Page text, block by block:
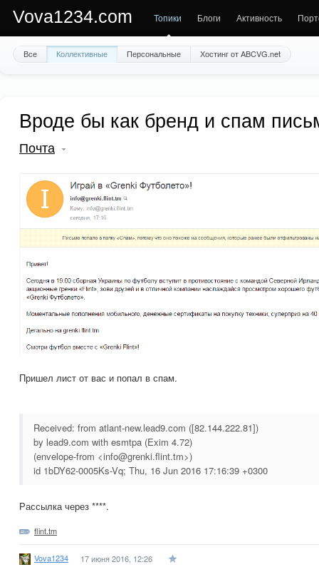
Vova1234.com Топики Блоги Активность
Все Коллективные Персональные Хостинг от ABCVG.net
Вроде бы как бренд и спам
Почта
Пришел лист от вас и попал в спам.
Received: from atlant-new.lead9.com ([82.144.222.81])
by lead9.com with esmtpa (Exim 4.72)
(envelope-from <info@grenki.flint.tm>)
id 1bDY62-0005Ks-Vq; Thu, 16 Jun 2016 17:16:39 +0300
Рассылка через ****.
flint.tm
Vova1234 17 июня 2016, 12:26